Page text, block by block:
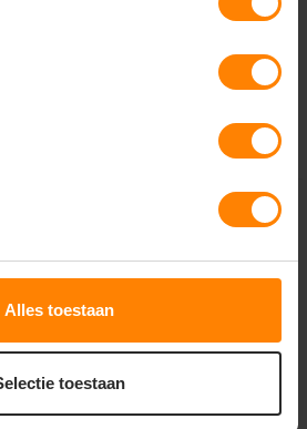
Alles toestaan
toestaan